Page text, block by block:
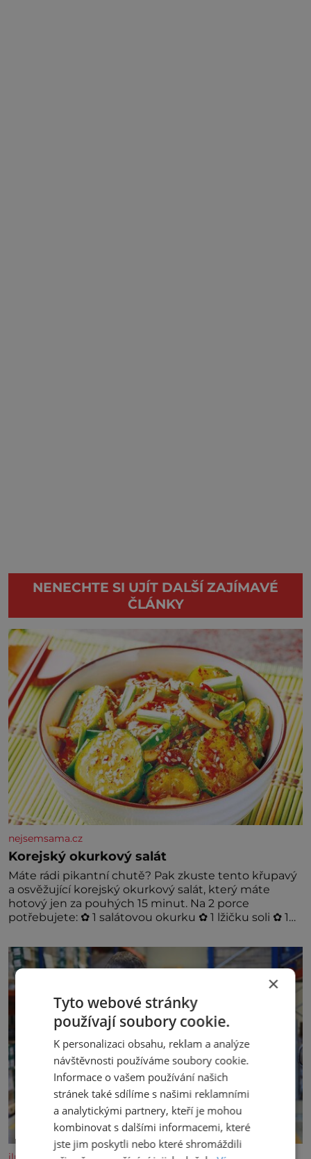
NENECHTE SI UJÍT DALŠÍ ZAJÍMAVÉ
ČLÁNKY
nejsemsama.cz
Korejský okurkový salát
Máte rádi pikantní chutě? Pak zkuste tento křupavý
a osvěžující korejský okurkový salát, který máte
hotový jen za pouhých 15 minut. Na 2 porce
potřebujete: ✿ 1 salátovou okurku ✿ 1 lžičku soli ✿ 1
rýžového octa ✿ 1 lžičku sezamového oleje ✿ 1 lžičku
chilli ✿ 1 lžičku cukru ✿ 1 jarní cibulku ✿ 1 lžíci
sezamových semínek
×
Tyto webové stránky
používají soubory cookie.
K personalizaci obsahu, reklam a analýze
návštěvnosti používáme soubory cookie.
Informace o vašem používání našich
stránek také sdílíme s našimi reklamními
a analytickými partnery, kteří je mohou
kombinovat s dalšími informacemi, které
jste jim poskytli nebo které shromáždili